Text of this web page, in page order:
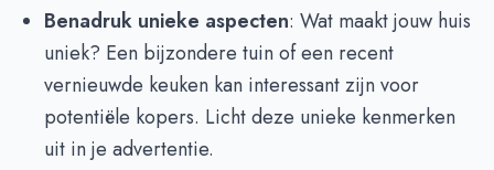
Benadruk unieke aspecten: Wat maakt jouw huis
uniek? Een bijzondere tuin of een recent
vernieuwde keuken kan interessant zijn voor
potentiële kopers. Licht deze unieke kenmerken
uit in je advertentie.